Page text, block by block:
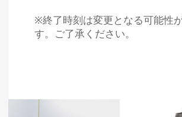
※終了時刻は変更となる可能性
す。ご了承ください。